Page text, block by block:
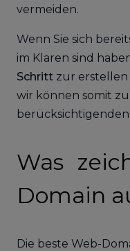
vermeiden.
Wenn Sie sich
im Klaren sind
Schritt zur
wir können somit
Was
Domain
Die beste Web-